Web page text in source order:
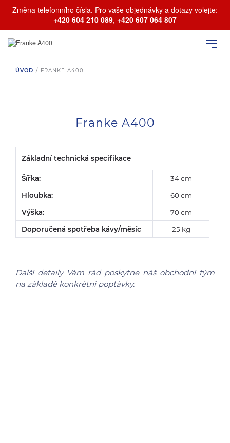
Změna telefonního čísla. Pro vaše objednávky a dotazy volejte:
+420 604 210 089, +420 607 064 807
ÚVOD / FRANKE A400
Franke A400
Základní technická specifikace
Šířka: 34 cm
Hloubka: 60 cm
Výška: 70 cm
Doporučená spotřeba kávy/měsíc 25 kg
Další detaily Vám rád poskytne náš obchodní tým
na základě konkrétní poptávky.